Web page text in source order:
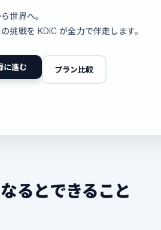
世界へ。
挑戦を KDIC が全力で伴走します。
に進む プラン比較
るとできること